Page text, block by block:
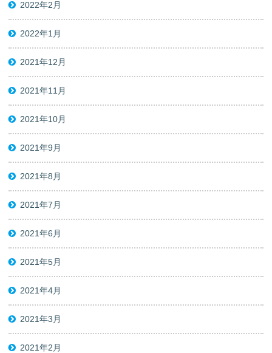
2022年2月
2022年1月
2021年12月
2021年11月
2021年10月
2021年9月
2021年8月
2021年7月
2021年6月
2021年5月
2021年4月
2021年3月
2021年2月